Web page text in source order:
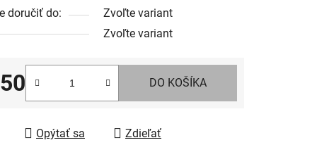
doručiť do:
Zvoľte variant
Zvoľte variant
cena:
DO KOŠÍKA
Opýtať sa Zdieľať